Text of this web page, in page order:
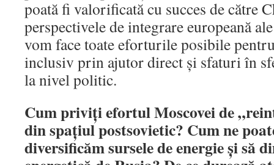
poată fi valorificată cu succes de către
perspectivele de integrare europeană
vom face toate eforturile posibile
inclusiv prin ajutor direct şi sfaturi în
la nivel politic.
Cum priviţi efortul Moscovei de
din spaţiul postsovietic? Cum ne
diversificăm sursele de energie şi să